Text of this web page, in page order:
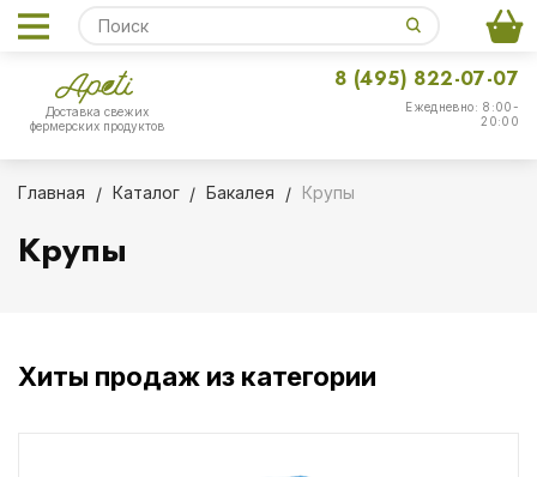
Доставка свежих
фермерских продуктов
Ежедневно: 8:00-
20:00
8 (495) 822-07-07
Главная Каталог Бакалея Крупы
Крупы
Хиты продаж из категории